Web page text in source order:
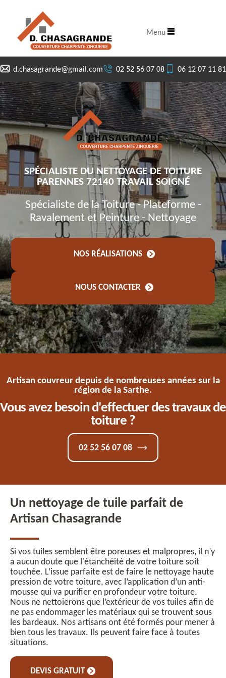
d.chasagrande@gmail.com 02 52 56 07 08 06 12 07 11 81
Menu
SPÉCIALISTE DU NETTOYAGE DE TOITURE
PARENNES 72140 TRAVAIL SOIGNÉ
Spécialiste de la Toiture - Plateforme -
Ravalement et Peinture - Nettoyage
NOS RÉALISATIONS
NOUS CONTACTER
Artisan couvreur depuis de nombreuses années sur la
région de la Sarthe.
Vous avez besoin d'effectuer des travaux de
toiture ?
02 52 56 07 08
Un nettoyage de tuile parfait de
Artisan Chasagrande
Si vos tuiles semblent être poreuses et malpropres, il n’y
a aucun doute que l'étanchéité de votre toiture soit
touchée. L’issue parfaite est de faire le nettoyage haute
pression de votre toiture, avec l’application d’un anti-
mousse qui va purifier en profondeur votre toiture.
Nous ne nettoierons que l’extérieur de vos tuiles afin de
ne pas endommager les matériaux qui se trouvent sous
les bardeaux. Nos artisans ont été formés pour mener à
bien tous les travaux. Ils peuvent faire face à toutes
situations.
DEVIS GRATUIT